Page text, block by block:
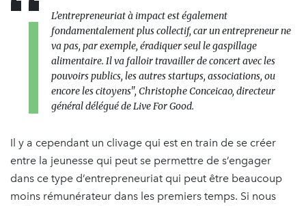
L’entrepreneuriat à impact est également
fondamentalement plus collectif, car un entrepreneur ne
va pas, par exemple, éradiquer seul le gaspillage
alimentaire. Il va falloir travailler de concert avec les
pouvoirs publics, les autres startups, associations, ou
encore les citoyens", Christophe Conceicao, directeur
général délégué de Live For Good.
Il y a cependant un clivage qui est en train de se créer
entre la jeunesse qui peut se permettre de s’engager
dans ce type d’entrepreneuriat qui peut être beaucoup
moins rémunérateur dans les premiers temps. Si nous